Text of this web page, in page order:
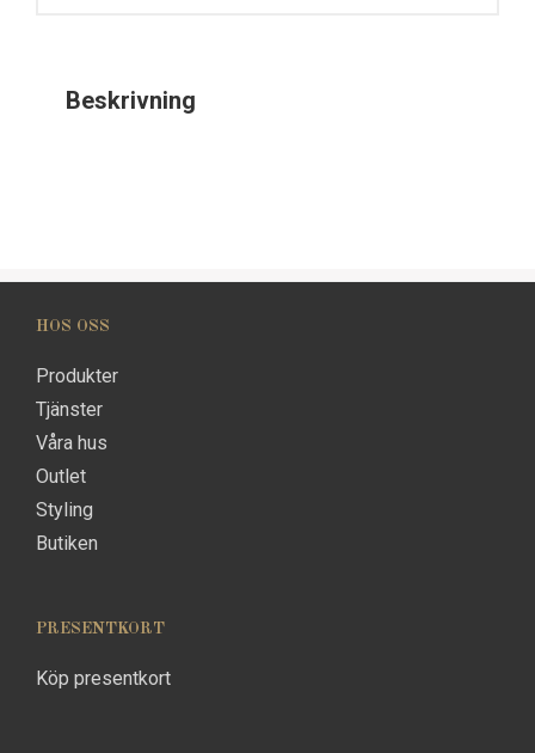
Beskrivning
HOS OSS
Produkter
Tjänster
Våra hus
Outlet
Styling
Butiken
PRESENTKORT
Köp presentkort